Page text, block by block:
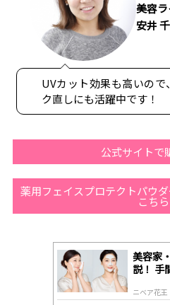
美容
安井
UVカット効果も高いの
ク直しにも活躍中です！
公式サイトで
薬用フェイスプロテクトパウ
こちら
美容家
説！ 手
ニベア花王